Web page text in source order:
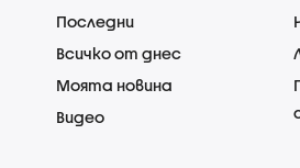
Последни
Всичко от днес
Моята новина
Видео